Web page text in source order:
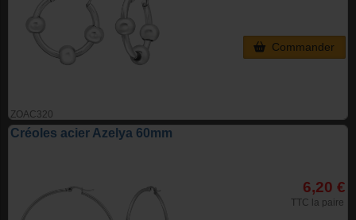
ZOAC320
Commander
Créoles acier Azelya 60mm
6,20 €
TTC la paire